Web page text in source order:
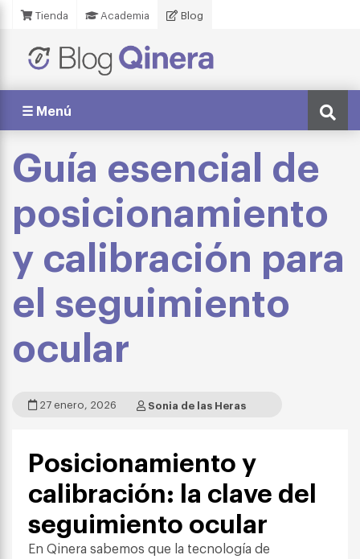
Tienda Academia Blog
☰ Menú
Guía esencial de
posicionamiento
y calibración para
el seguimiento
ocular
27 enero, 2026 Sonia de las Heras
Posicionamiento y
calibración: la clave del
seguimiento ocular
En Qinera sabemos que la tecnología de